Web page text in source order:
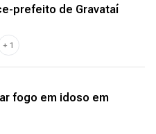
prefeito de Gravataí
+ 1
fogo em idoso em